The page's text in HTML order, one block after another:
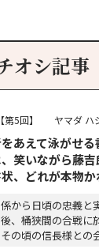
オシ記事
【第5回】 ヤマダ ハ
あえて泳がせる
笑いながら藤吉
、どれが本物
から日頃の忠義と
、桶狭間の合戦に
の頃の信長様との